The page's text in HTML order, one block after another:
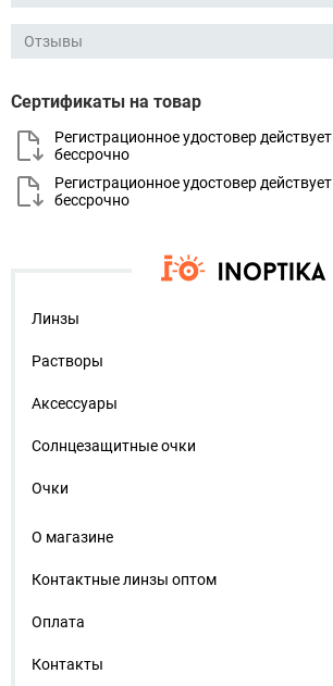
Отзывы
Сертификаты на товар
Регистрационное удостовер действует
бессрочно
Регистрационное удостовер действует
бессрочно
Линзы
Растворы
Аксессуары
Солнцезащитные очки
Очки
О магазине
Контактные линзы оптом
Оплата
Контакты